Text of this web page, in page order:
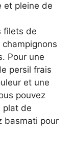
et pleine de
filets de
Pour une
persil frais
et une
pouvez
plat de
basmati pour